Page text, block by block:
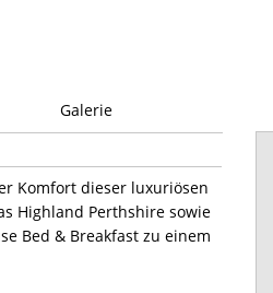
Galerie
Komfort dieser luxuriösen
Highland Perthshire sowie
Bed & Breakfast zu einem